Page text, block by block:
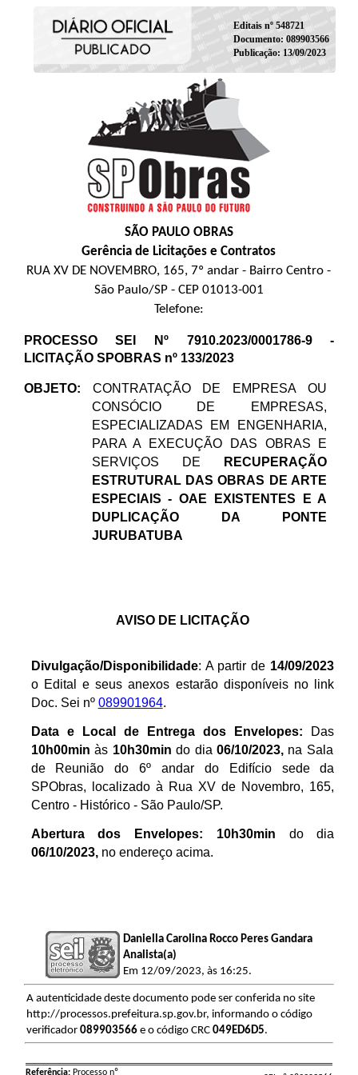
Editais nº 548721
Documento: 089903566
Publicação: 13/09/2023
SÃO PAULO OBRAS
Gerência de Licitações e Contratos
RUA XV DE NOVEMBRO, 165, 7º andar - Bairro Centro -
São Paulo/SP - CEP 01013-001
Telefone:
PROCESSO SEI Nº 7910.2023/0001786-9 -
LICITAÇÃO SPOBRAS nº 133/2023
OBJETO: CONTRATAÇÃO DE EMPRESA OU
CONSÓCIO DE EMPRESAS,
ESPECIALIZADAS EM ENGENHARIA,
PARA A EXECUÇÃO DAS OBRAS E
SERVIÇOS DE
RECUPERAÇÃO
ESTRUTURAL DAS OBRAS DE ARTE
ESPECIAIS - OAE EXISTENTES E A
DUPLICAÇÃO DA PONTE
JURUBATUBA
AVISO DE LICITAÇÃO
Divulgação/Disponibilidade: A partir de 14/09/2023
o Edital e seus anexos estarão disponíveis no link
Doc. Sei nº 089901964.
Data e Local de Entrega dos Envelopes: Das
10h00minàs 10h30min do dia 06/10/2023, na Sala
de Reunião do 6º andar do Edifício sede da
SPObras, localizado à Rua XV de Novembro, 165,
Centro - Histórico - São Paulo/SP.
Abertura dos Envelopes: 10h30min do dia
06/10/2023, no endereço acima.
Daniella Carolina Rocco Peres Gandara
Analista(a)
Em 12/09/2023, às 16:25.
A autenticidade deste documento pode ser conferida no site
http://processos.prefeitura.sp.gov.br, informando o código
verificador 089903566e o código CRC 049ED6D5.
Referência:Processo nº